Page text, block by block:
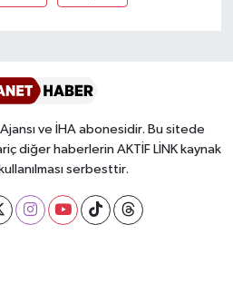
ve İHA abonesidir. Bu sitede
diğer haberlerin AKTİF LİNK kaynak
serbesttir.